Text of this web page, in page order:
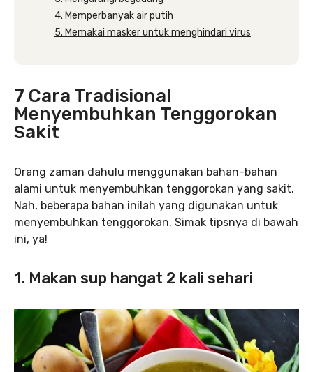
4. Memperbanyak air putih
5. Memakai masker untuk menghindari virus
7 Cara Tradisional
Menyembuhkan Tenggorokan
Sakit
Orang zaman dahulu menggunakan bahan-bahan
alami untuk menyembuhkan tenggorokan yang sakit.
Nah, beberapa bahan inilah yang digunakan untuk
menyembuhkan tenggorokan. Simak tipsnya di bawah
ini, ya!
1. Makan sup hangat 2 kali sehari